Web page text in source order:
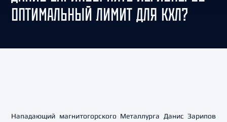
ОПТИМАЛЬНЫЙ ЛИМИТ ДЛЯ КХЛ?
Нападающий магнитогорского Металлурга Данис Зарипов